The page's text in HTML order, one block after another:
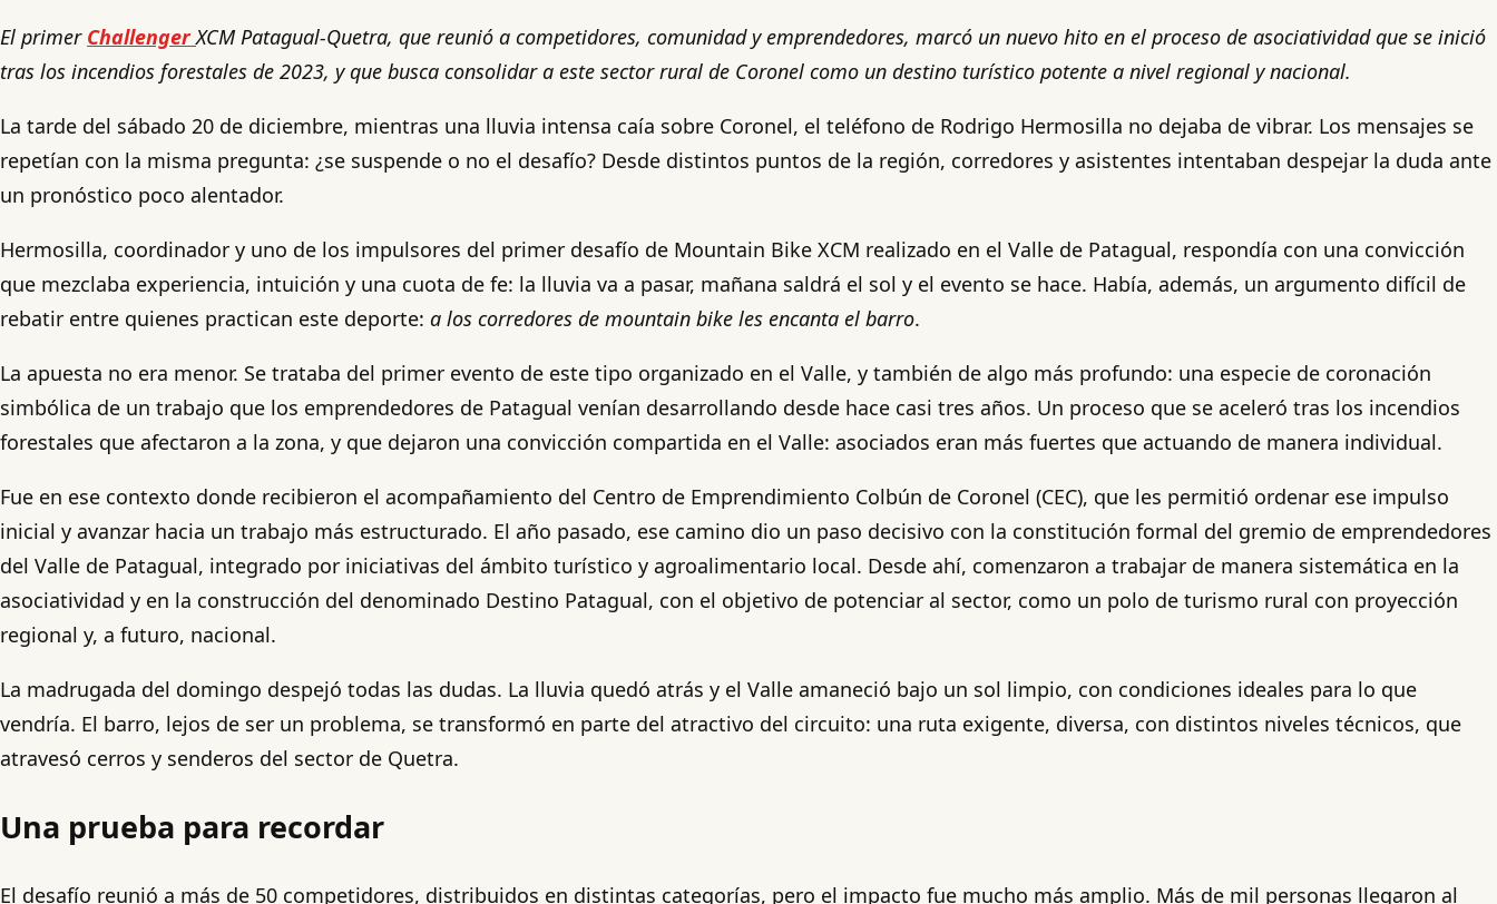
El primer ChallengerXCM Patagual-Quetra, que reunió a competidores, comunidad y emprendedores, marcó un nuevo hito en el proceso de asociatividad que se inició
tras los incendios forestales de 2023, y que busca consolidar a este sector rural de Coronel como un destino turístico potente a nivel regional y nacional.
La tarde del sábado 20 de diciembre, mientras una lluvia intensa caía sobre Coronel, el teléfono de Rodrigo Hermosilla no dejaba de vibrar. Los mensajes se
repetían con la misma pregunta: ¿se suspende o no el desafío? Desde distintos puntos de la región, corredores y asistentes intentaban despejar la duda ante
un pronóstico poco alentador.
Hermosilla, coordinador y uno de los impulsores del primer desafío de Mountain Bike XCM realizado en el Valle de Patagual, respondía con una convicción
que mezclaba experiencia, intuición y una cuota de fe: la lluvia va a pasar, mañana saldrá el sol y el evento se hace. Había, además, un argumento difícil de
rebatir entre quienes practican este deporte: a los corredores de mountain bike les encanta el barro.
La apuesta no era menor. Se trataba del primer evento de este tipo organizado en el Valle, y también de algo más profundo: una especie de coronación
simbólica de un trabajo que los emprendedores de Patagual venían desarrollando desde hace casi tres años. Un proceso que se aceleró tras los incendios
forestales que afectaron a la zona, y que dejaron una convicción compartida en el Valle: asociados eran más fuertes que actuando de manera individual.
Fue en ese contexto donde recibieron el acompañamiento del Centro de Emprendimiento Colbún de Coronel (CEC), que les permitió ordenar ese impulso
inicial y avanzar hacia un trabajo más estructurado. El año pasado, ese camino dio un paso decisivo con la constitución formal del gremio de emprendedores
del Valle de Patagual, integrado por iniciativas del ámbito turístico y agroalimentario local. Desde ahí, comenzaron a trabajar de manera sistemática en la
asociatividad y en la construcción del denominado Destino Patagual, con el objetivo de potenciar al sector, como un polo de turismo rural con proyección
regional y, a futuro, nacional.
La madrugada del domingo despejó todas las dudas. La lluvia quedó atrás y el Valle amaneció bajo un sol limpio, con condiciones ideales para lo que
vendría. El barro, lejos de ser un problema, se transformó en parte del atractivo del circuito: una ruta exigente, diversa, con distintos niveles técnicos, que
atravesó cerros y senderos del sector de Quetra.
Una prueba para recordar
El desafío reunió a más de 50 competidores, distribuidos en distintas categorías, pero el impacto fue mucho más amplio. Más de mil personas llegaron al